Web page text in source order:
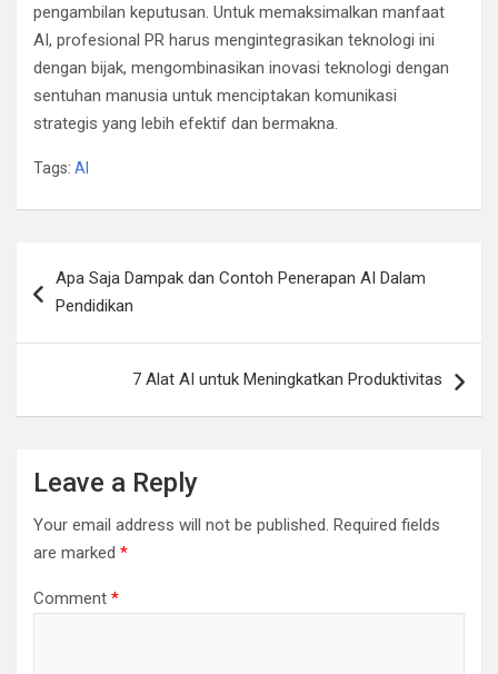
pengambilan keputusan. Untuk memaksimalkan manfaat
AI, profesional PR harus mengintegrasikan teknologi ini
dengan bijak, mengombinasikan inovasi teknologi dengan
sentuhan manusia untuk menciptakan komunikasi
strategis yang lebih efektif dan bermakna.
Tags: AI
navigation
Apa Saja Dampak dan Contoh Penerapan AI Dalam
Pendidikan
7 Alat AI untuk Meningkatkan Produktivitas
Leave a Reply
Your email address will not be published. Required fields
are marked *
Comment *